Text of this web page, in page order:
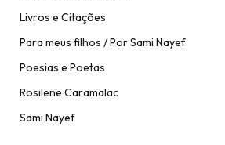
Livros e Citações
Para meus filhos / Por Sami Nayef
Poesias e Poetas
Rosilene Caramalac
Sami Nayef